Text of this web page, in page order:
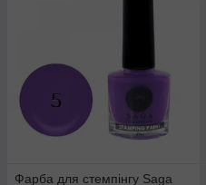
Фарба для стемпінгу Saga